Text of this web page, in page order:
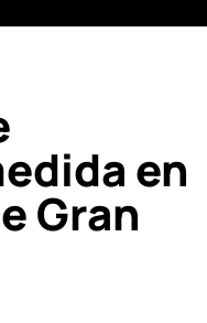
en
Gran